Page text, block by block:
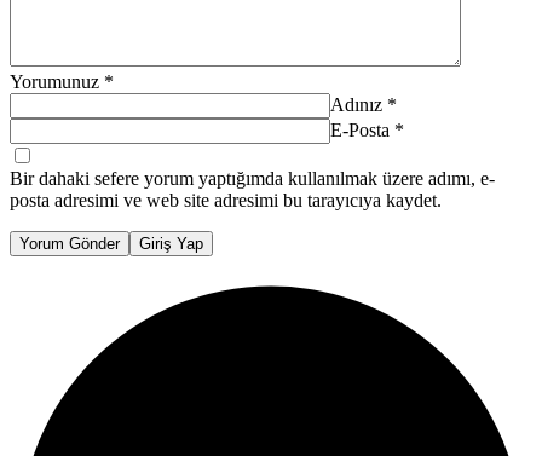
Yorumunuz *
Adınız *
E-Posta *
Bir dahaki sefere yorum yaptığımda kullanılmak üzere adımı, e-
posta adresimi ve web site adresimi bu tarayıcıya kaydet.
Yorum Gönder Giriş Yap